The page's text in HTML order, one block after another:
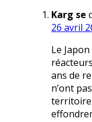
Karg se
26 avril
Le
ans de
n’ont
territoire